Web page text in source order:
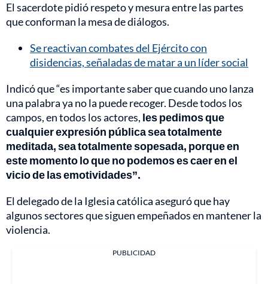
El sacerdote pidió respeto y mesura entre las partes
que conforman la mesa de diálogos.
Se reactivan combates del Ejército con
disidencias, señaladas de matar a un líder social
Indicó que “es importante saber que cuando uno lanza
una palabra ya no la puede recoger. Desde todos los
campos, en todos los actores, les pedimos que
cualquier expresión pública sea totalmente
meditada, sea totalmente sopesada, porque en
este momento lo que no podemos es caer en el
vicio de las emotividades”.
El delegado de la Iglesia católica aseguró que hay
algunos sectores que siguen empeñados en mantener la
violencia.
PUBLICIDAD